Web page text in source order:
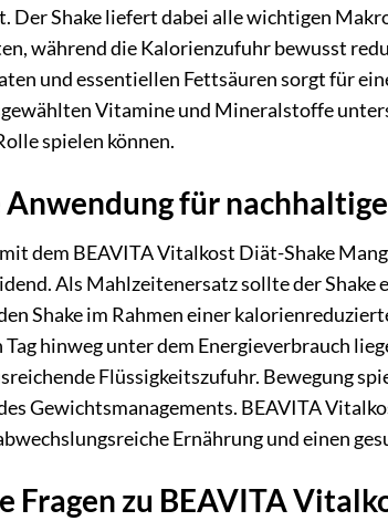
Der Shake liefert dabei alle wichtigen
während die Kalorienzufuhr bewusst
und essentiellen Fettsäuren sorgt für
Vitamine und Mineralstoffe
spielen können.
für
dem BEAVITA Vitalkost Diät-Shake
Als Mahlzeitenersatz sollte der
Shake im Rahmen einer
hinweg unter dem Energieverbrauch
Flüssigkeitszufuhr. Bewegung
Gewichtsmanagements. BEAVITA
Ernährung und einen
Fragen zu BEAVITA